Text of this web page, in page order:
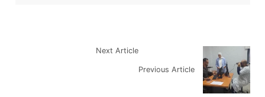
Previous Article
Next Article